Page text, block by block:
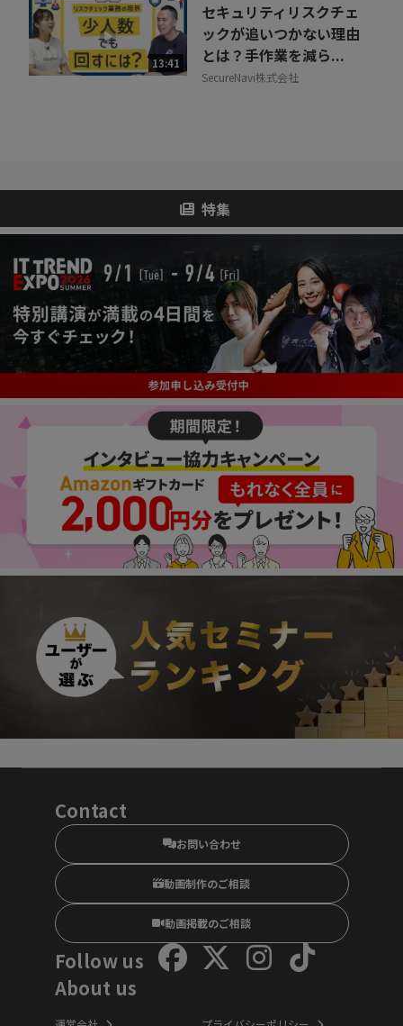
13:41
セキュリティリスクチェ
ックが追いつかない理由
とは？手作業を減ら...
SecureNavi株式会社
特集
Contact
お問い合わせ
動画制作のご相談
動画掲載のご相談
Follow us
About us